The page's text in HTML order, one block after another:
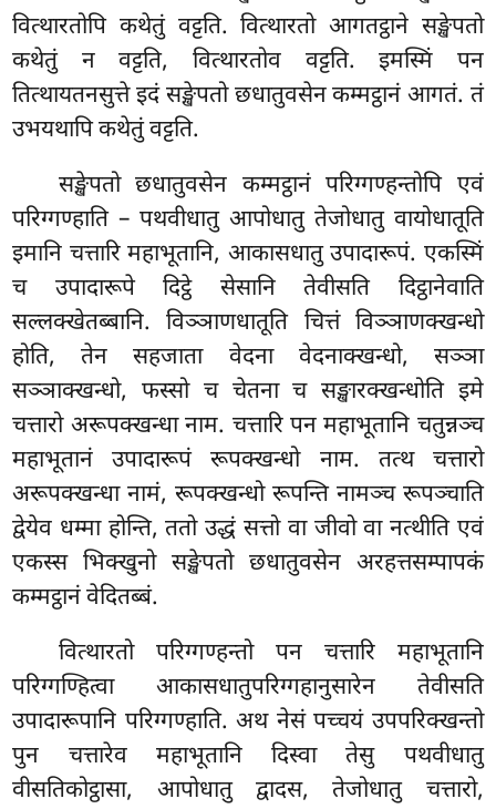
वित्थारतोपि कथेतुं वट्टति. वित्थारतो आगतट्ठाने सङ्खेपतो
कथेतुं न वट्टति, वित्थारतोव वट्टति. इमस्मिं पन
तित्थायतनसुत्ते इदं सङ्खेपतो छधातुवसेन कम्मट्ठानं आगतं. तं
उभयथापि कथेतुं वट्टति.
सङ्खेपतो छधातुवसेन कम्मट्ठानं परिग्गण्हन्तोपि एवं
परिग्गण्हाति – पथवीधातु आपोधातु तेजोधातु वायोधातूति
इमानि चत्तारि महाभूतानि, आकासधातु उपादारूपं. एकस्मिं
च उपादारूपे दिट्ठे सेसानि तेवीसति दिट्ठानेवाति
सल्लक्खेतब्बानि. विञ्ञाणधातूति चित्तं विञ्ञाणक्खन्धो
होति, तेन सहजाता वेदना वेदनाक्खन्धो, सञ्ञा
सञ्ञाक्खन्धो, फस्सो च चेतना च सङ्खारक्खन्धोति इमे
चत्तारो अरूपक्खन्धा नाम. चत्तारि पन महाभूतानि चतुन्नञ्च
महाभूतानं उपादारूपंरूपक्खन्धो नाम. तत्थ चत्तारो
अरूपक्खन्धा नामं, रूपक्खन्धो रूपन्ति नामञ्च रूपञ्चाति
द्वेयेव धम्मा होन्ति, ततो उद्धं सत्तो वा जीवो वा नत्थीति एवं
एकस्स भिक्खुनो सङ्खेपतो छधातुवसेन अरहत्तसम्पापकं
कम्मट्ठानं वेदितब्बं.
वित्थारतो परिग्गण्हन्तो पन चत्तारि महाभूतानि
परिग्गण्हित्वा आकासधातुपरिग्गहानुसारेन तेवीसति
उपादारूपानि परिग्गण्हाति. अथ नेसं पच्चयं उपपरिक्खन्तो
पुन चत्तारेव महाभूतानि दिस्वा तेसु पथवीधातु
वीसतिकोट्ठासा, आपोधातु द्वादस, तेजोधातु चत्तारो,